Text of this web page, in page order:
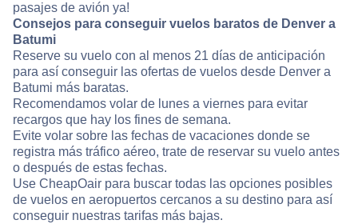
pasajes de avión ya!
Consejos para conseguir vuelos baratos de Denver a
Batumi
Reserve su vuelo con al menos 21 días de anticipación
para así conseguir las ofertas de vuelos desde Denver a
Batumi más baratas.
Recomendamos volar de lunes a viernes para evitar
recargos que hay los fines de semana.
Evite volar sobre las fechas de vacaciones donde se
registra más tráfico aéreo, trate de reservar su vuelo antes
o después de estas fechas.
Use CheapOair para buscar todas las opciones posibles
de vuelos en aeropuertos cercanos a su destino para así
conseguir nuestras tarifas más bajas.